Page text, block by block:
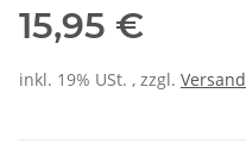
15,95 €
inkl. 19% USt. , zzgl. Versand